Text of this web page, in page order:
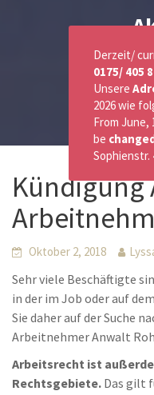
Oktober 2, 2018
Sehr viele Beschäftigte
in der im Job oder auf
Sie daher auf der Suche
Arbeitnehmer Anwalt
Arbeitsrecht ist
Rechtsgebiete. Das gilt
Derzeit/
0175/ 405
Unsere
2026 wie
From June,
be
Sophienstr.